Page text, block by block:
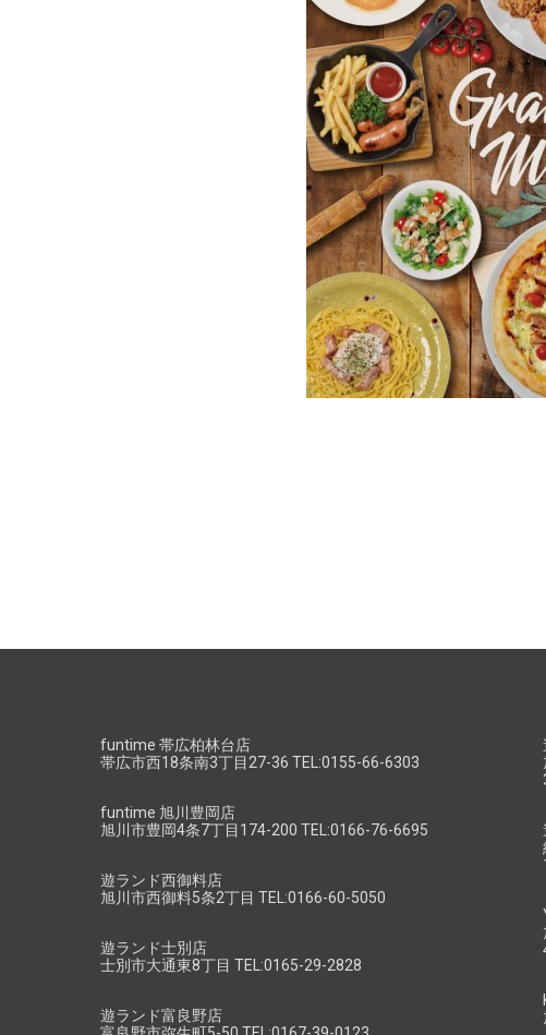
funtime 帯広柏林台店
帯広市西18条南3丁目27-36 TEL:0155-66-6303
funtime 旭川豊岡店
旭川市豊岡4条7丁目174-200 TEL:0166-76-6695
遊ランド西御料店
旭川市西御料5条2丁目 TEL:0166-60-5050
遊ランド士別店
士別市大通東8丁目 TEL:0165-29-2828
遊ランド富良野店